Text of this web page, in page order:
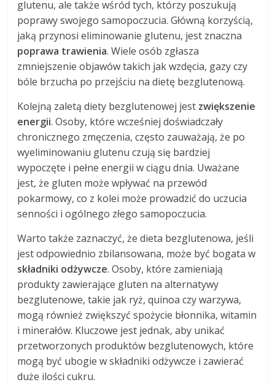
glutenu, ale także wśród tych, którzy poszukują
poprawy swojego samopoczucia. Główną korzyścią,
jaką przynosi eliminowanie glutenu, jest znaczna
poprawa trawienia. Wiele osób zgłasza
zmniejszenie objawów takich jak wzdęcia, gazy czy
bóle brzucha po przejściu na dietę bezglutenową.
Kolejną zaletą diety bezglutenowej jest zwiększenie
energii. Osoby, które wcześniej doświadczały
chronicznego zmęczenia, często zauważają, że po
wyeliminowaniu glutenu czują się bardziej
wypoczęte i pełne energii w ciągu dnia. Uważane
jest, że gluten może wpływać na przewód
pokarmowy, co z kolei może prowadzić do uczucia
senności i ogólnego złego samopoczucia.
Warto także zaznaczyć, że dieta bezglutenowa, jeśli
jest odpowiednio zbilansowana, może być bogata w
składniki odżywcze. Osoby, które zamieniają
produkty zawierające gluten na alternatywy
bezglutenowe, takie jak ryż, quinoa czy warzywa,
mogą również zwiększyć spożycie błonnika, witamin
i minerałów. Kluczowe jest jednak, aby unikać
przetworzonych produktów bezglutenowych, które
mogą być ubogie w składniki odżywcze i zawierać
duże ilości cukru.